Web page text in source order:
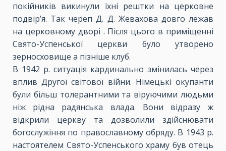
покійників викинули їхні рештки на церковне
подвір’я. Так череп Д. Д. Жевахова довго лежав
на церковному дворі . Після цього в приміщенні
Свято-Успенської церкви було утворено
зерносховище а пізніше клуб.
В 1942 р. ситуація кардинально змінилась через
вплив Другої світової війни. Німецькі окупанти
були більш толерантними та віруючими людьми
ніж рідна радянська влада. Вони відразу ж
відкрили церкву та дозволили здійснювати
богослужіння по православному обряду. В 1943 р.
настоятелем Свято-Успенського храму був отець